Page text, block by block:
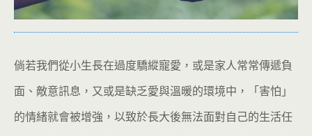
倘若我們從小生長在過度驕縱寵愛，或是家人常常傳遞負
面、敵意訊息，又或是缺乏愛與溫暖的環境中，「害怕」
的情緒就會被增強，以致於長大後無法面對自己的生活任